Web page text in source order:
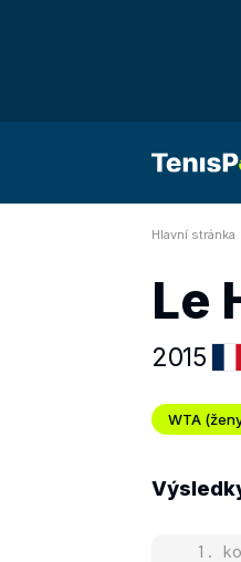
Hlavní stránka
Le
2015
WTA
1.